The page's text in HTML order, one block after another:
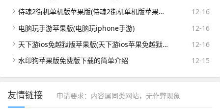
侍魂2街机单机版苹果版(侍魂2街机单机版苹果版怎么下载)
12-16
电脑玩手游苹果版(电脑玩iphone手游)
12-16
天下游ios免越狱版苹果版(天下游ios苹果免越狱版下载)
12-16
水印狗苹果版免费版下载的简单介绍
12-15
友情链接 申请要求：内容属同类网站，无作弊现象